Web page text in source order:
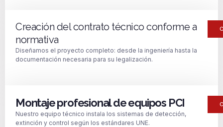
Creación del contrato técnico conforme a
normativa
Diseñamos el proyecto completo: desde la ingeniería hasta la
documentación necesaria para su legalización.
Montaje profesional de equipos PCI
Nuestro equipo técnico instala los sistemas de detección,
extinción y control según los estándares UNE.